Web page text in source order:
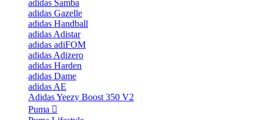
adidas Samba
adidas Gazelle
adidas Handball
adidas Adistar
adidas adiFOM
adidas Adizero
adidas Harden
adidas Dame
adidas AE
Adidas Yeezy Boost 350 V2
Puma